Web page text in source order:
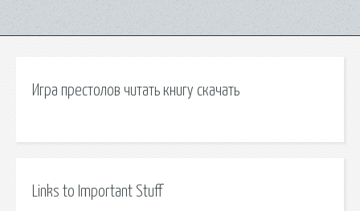
Игра престолов читать книгу скачать
Links to Important Stuff